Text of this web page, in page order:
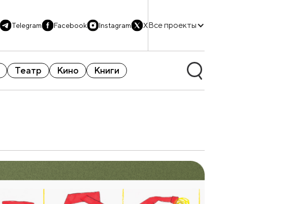
Telegram Facebook Instagram XВсе проекты
Театр Кино Книги